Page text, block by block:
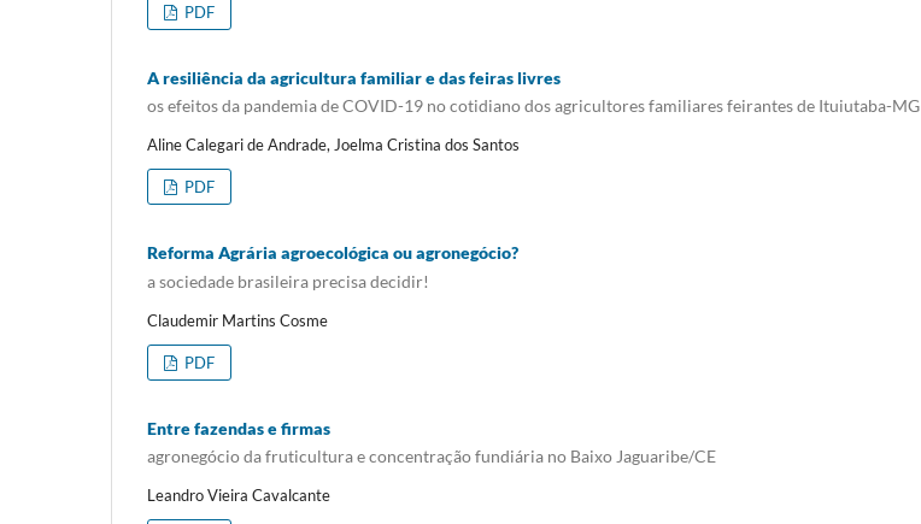
PDF
A resiliência da agricultura familiar e das feiras livres
os efeitos da pandemia de COVID-19 no cotidiano dos agricultores familiares feirantes de Ituiutaba-MG
Aline Calegari de Andrade, Joelma Cristina dos Santos
PDF
Reforma Agrária agroecológica ou agronegócio?
a sociedade brasileira precisa decidir!
Claudemir Martins Cosme
PDF
Entre fazendas e firmas
agronegócio da fruticultura e concentração fundiária no Baixo Jaguaribe/CE
Leandro Vieira Cavalcante